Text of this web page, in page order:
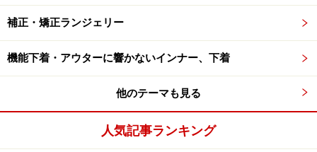
補正・矯正ランジェリー
機能下着・アウターに響かないインナー、下着
他のテーマも見る
人気記事ランキング